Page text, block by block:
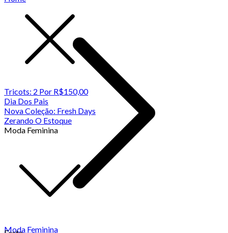
Tricots: 2 Por R$150,00
Dia Dos Pais
Nova Coleção: Fresh Days
Zerando O Estoque
Moda Feminina
Moda Feminina